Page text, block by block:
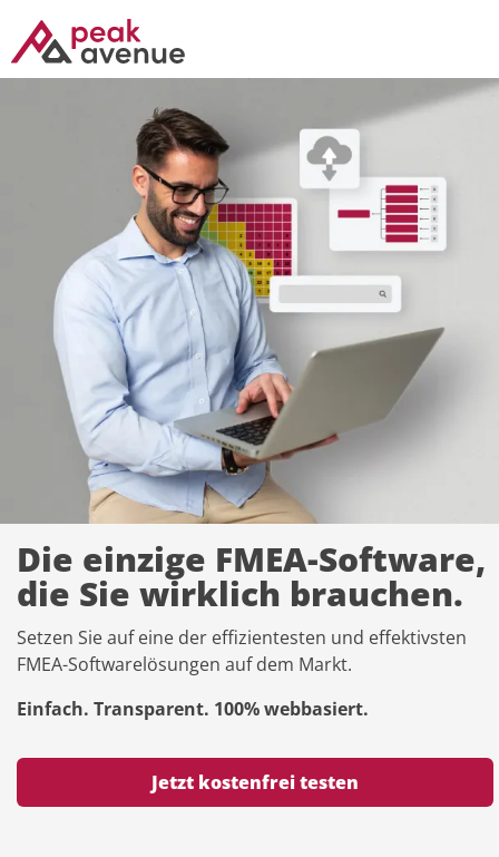
Die einzige FMEA-Software,
die Sie wirklich brauchen.
Setzen Sie auf eine der effizientesten und effektivsten
FMEA-Softwarelösungen auf dem Markt.
Einfach. Transparent. 100% webbasiert.
Jetzt kostenfrei testen